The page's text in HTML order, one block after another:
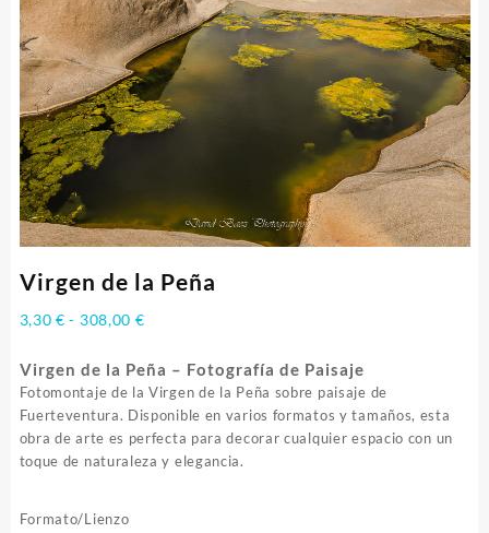
Virgen de la Peña
3,30 € - 308,00 €Rango
precios:
desde
3,30 €
hasta
308,00 €
Virgen de la Peña – Fotografía de Paisaje
Fotomontaje de la Virgen de la Peña sobre paisaje de
Fuerteventura. Disponible en varios formatos y tamaños, esta
obra de arte es perfecta para decorar cualquier espacio con un
toque de naturaleza y elegancia.
Formato/Lienzo